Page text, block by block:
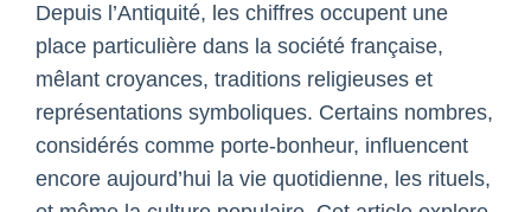
Depuis l’Antiquité, les chiffres occupent une
place particulière dans la société française,
mêlant croyances, traditions religieuses et
représentations symboliques. Certains nombres,
considérés comme porte-bonheur, influencent
encore aujourd’hui la vie quotidienne, les rituels,